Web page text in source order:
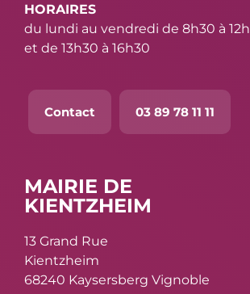
HORAIRES
du lundi au vendredi de 8h30 à 12h
et de 13h30 à 16h30
Contact 03 89 78 11 11
MAIRIE DE
KIENTZHEIM
13 Grand Rue
Kientzheim
68240 Kaysersberg Vignoble